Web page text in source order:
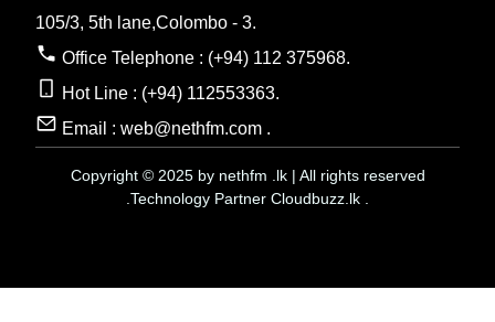
105/3, 5th lane,Colombo - 3.
Office Telephone : (+94) 112 375968.
Hot Line : (+94) 112553363.
Email : web@nethfm.com .
Copyright © 2025 by nethfm .lk | All rights reserved
.Technology Partner Cloudbuzz.lk .